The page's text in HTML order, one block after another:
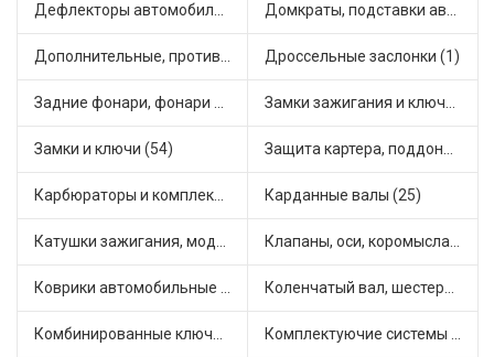
Дефлекторы автомобильные (4) Домкраты, подставки автомобильные (1)
Дополнительные, противотуманные фары (2) Дроссельные заслонки (1)
Задние фонари, фонари видимости (5) Замки зажигания и ключи (11)
Замки и ключи (54) Защита картера, поддона, КПП (3)
Карбюраторы и комплектующие (32) Карданные валы (25)
Катушки зажигания, модули зажигания (3) Клапаны, оси, коромысла (14)
Коврики автомобильные (7) Коленчатый вал, шестерни коленчатого вала (9)
Комбинированные ключи (3) Комплектуючие системы стеклоочистителя (9)